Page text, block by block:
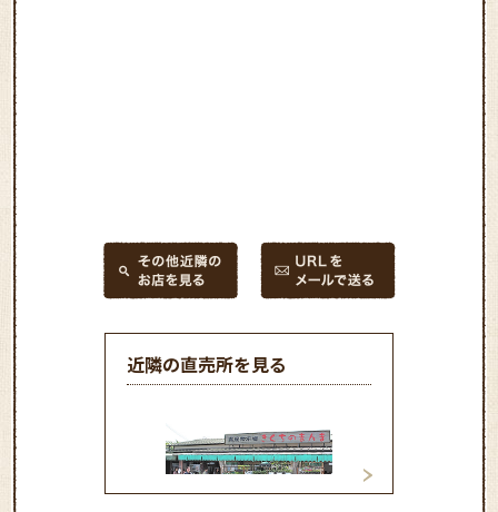
近隣の直売所を見る